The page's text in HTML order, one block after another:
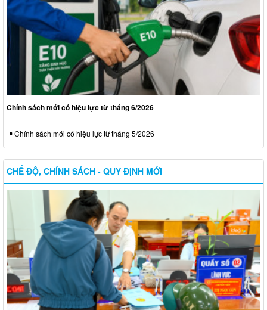
Chính sách mới có hiệu lực từ tháng 6/2026
Chính sách mới có hiệu lực từ tháng 5/2026
CHẾ ĐỘ, CHÍNH SÁCH - QUY ĐỊNH MỚI